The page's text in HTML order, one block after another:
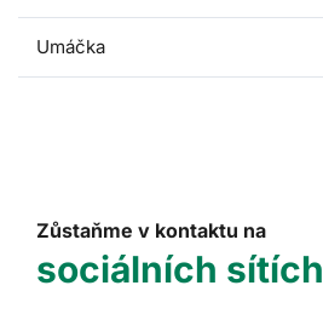
Umáčka
Zůstaňme v kontaktu na
sociálních sítích